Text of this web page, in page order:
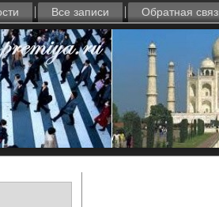
Все записи Обратная